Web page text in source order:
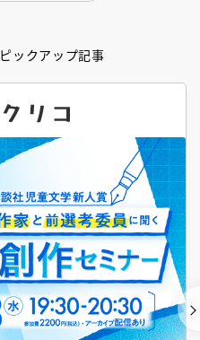
ピックアップ記事